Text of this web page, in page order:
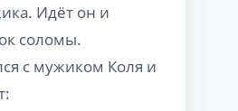
Идёт он и
соломы.
с мужиком Коля и